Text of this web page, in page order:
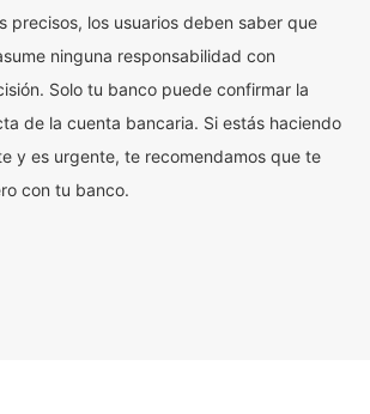
precisos, los usuarios deben saber que
ninguna responsabilidad con
Solo tu banco puede confirmar la
de la cuenta bancaria. Si estás haciendo
y es urgente, te recomendamos que te
con tu banco.